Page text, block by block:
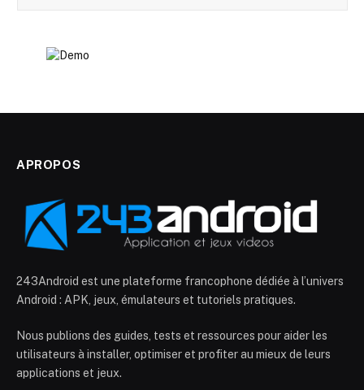
APROPOS
243Android est une plateforme francophone dédiée à l’univers
Android : APK, jeux, émulateurs et tutoriels pratiques.
Nous publions des guides, tests et ressources pour aider les
utilisateurs à installer, optimiser et profiter au mieux de leurs
applications et jeux.